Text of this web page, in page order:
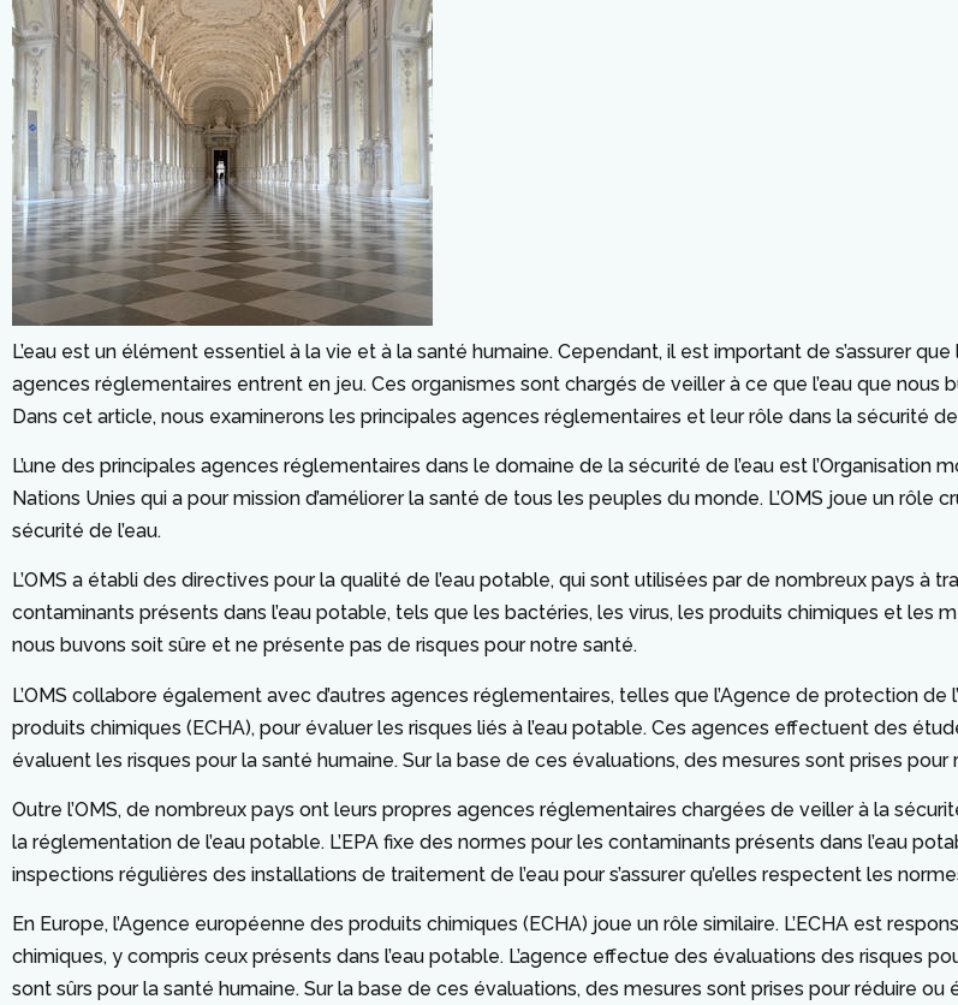
L’eau est un élément essentiel à la vie et à la santé humaine. Cependant, il est important de s’assurer
agences réglementaires entrent en jeu. Ces organismes sont chargés de veiller à ce que l’eau que
Dans cet article, nous examinerons les principales agences réglementaires et leur rôle dans la sécurité de
L’une des principales agences réglementaires dans le domaine de la sécurité de l’eau est l’Organisation
Nations Unies qui a pour mission d’améliorer la santé de tous les peuples du monde. L’OMS joue un rôle
sécurité de l’eau.
L’OMS a établi des directives pour la qualité de l’eau potable, qui sont utilisées par de nombreux pays
contaminants présents dans l’eau potable, tels que les bactéries, les virus, les produits chimiques et les
nous buvons soit sûre et ne présente pas de risques pour notre santé.
L’OMS collabore également avec d’autres agences réglementaires, telles que l’Agence de protection
produits chimiques (ECHA), pour évaluer les risques liés à l’eau potable. Ces agences effectuent des
évaluent les risques pour la santé humaine. Sur la base de ces évaluations, des mesures sont prises
Outre l’OMS, de nombreux pays ont leurs propres agences réglementaires chargées de veiller à la
la réglementation de l’eau potable. L’EPA fixe des normes pour les contaminants présents dans l’eau
inspections régulières des installations de traitement de l’eau pour s’assurer qu’elles respectent les
En Europe, l’Agence européenne des produits chimiques (ECHA) joue un rôle similaire. L’ECHA est
chimiques, y compris ceux présents dans l’eau potable. L’agence effectue des évaluations des risques
sont sûrs pour la santé humaine. Sur la base de ces évaluations, des mesures sont prises pour réduire